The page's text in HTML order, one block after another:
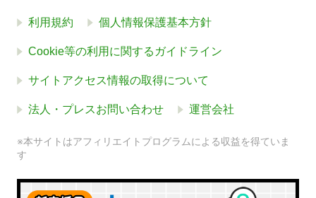
利用規約 個人情報保護基本方針
Cookie等の利用に関するガイドライン
サイトアクセス情報の取得について
法人・プレスお問い合わせ 運営会社
※本サイトはアフィリエイトプログラムによる収益を得ていま
す